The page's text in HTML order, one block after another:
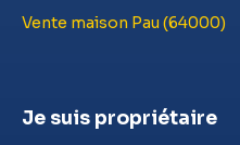
Vente maison Pau (64000)
Je suis propriétaire